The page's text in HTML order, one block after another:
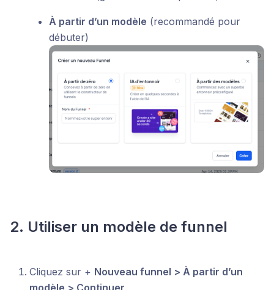
À partir d’un modèle (recommandé pour
débuter)
2. Utiliser un modèle de funnel
Cliquez sur + Nouveau funnel > À partir d’un